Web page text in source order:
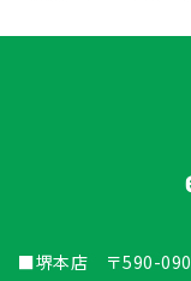
■堺本店 〒590-